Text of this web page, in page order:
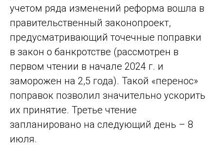
учетом ряда изменений реформа вошла в
правительственный законопроект,
предусматривающий точечные поправки
в закон о банкротстве (рассмотрен в
первом чтении в начале 2024 г. и
заморожен на 2,5 года). Такой «перенос»
поправок позволил значительно ускорить
их принятие. Третье чтение
запланировано на следующий день – 8
июля.